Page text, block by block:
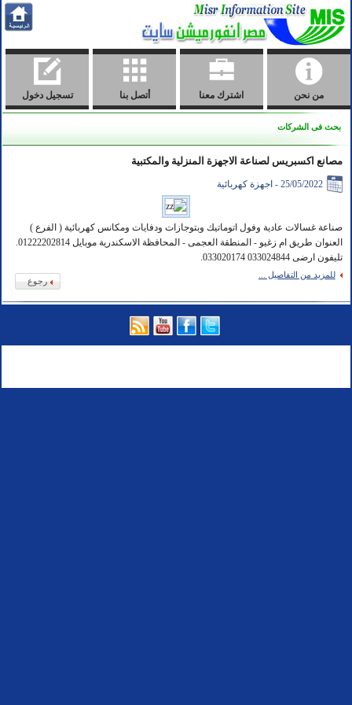
من نحن اشترك معنا أتصل بنا تسجيل دخول
بحث فى الشركات
مصانع اكسبريس لصناعة الاجهزة المنزلية والمكتبية
25/05/2022 - اجهزة كهربائية
صناعة غسالات عادية وفول اتوماتيك وبتوجازات ودفايات ومكانس كهربائية ( الفرع )
العنوان طريق ام زغيو - المنطقة العجمى - المحافظة الاسكندرية موبايل 01222202814.
تليفون ارضى 033024844 033020174.
للمزيد من التفاصيل ...
رجوع